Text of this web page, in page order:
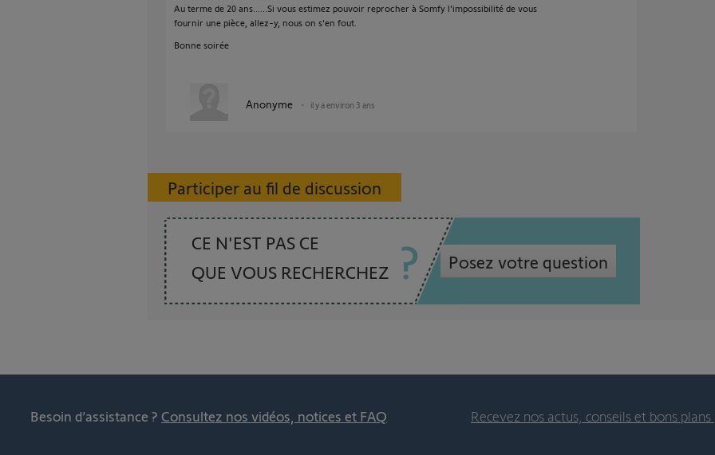
Au terme de 20 ans......Si vous estimez pouvoir reprocher à Somfy l'impossibilité de vous
fournir une pièce, allez-y, nous on s'en fout.
Bonne soirée
Anonyme il y a environ 3 ans
Participer au fil de discussion
CE N'EST PAS CE
QUE VOUS RECHERCHEZ
Posez votre question
Besoin d’assistance ? Consultez nos vidéos, notices et FAQ Recevez nos actus, conseils et bons